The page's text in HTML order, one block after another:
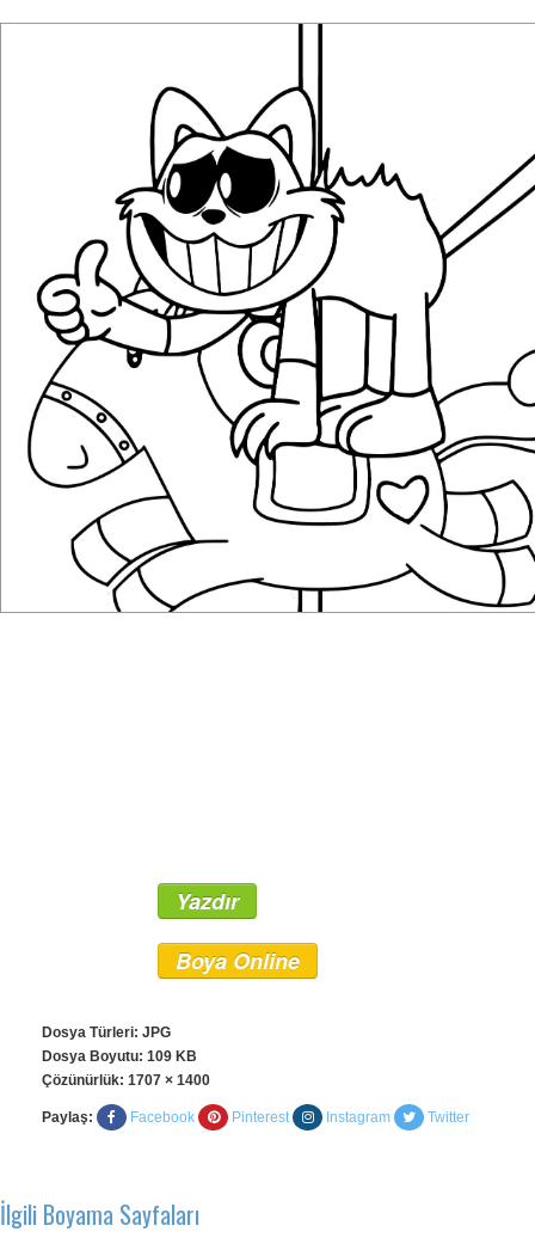
Yazdır
Boya Online
Dosya Türleri: JPG
Dosya Boyutu: 109 KB
Çözünürlük: 1707 × 1400
Paylaş: Facebook Pinterest Instagram Twitter
İlgili Boyama Sayfaları